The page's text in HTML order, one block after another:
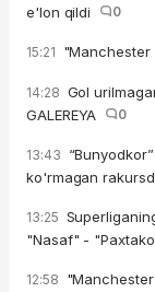
e'lon qildi
0
15:21 "Manchester
14:28 Gol
GALEREYA
0
13:43
ko'rmagan
13:25
"Nasaf" -
12:58